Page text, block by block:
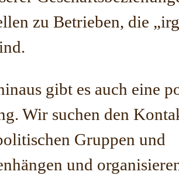
zu Betrieben, die
gibt es auch eine
Wir suchen den
Gruppen und
und